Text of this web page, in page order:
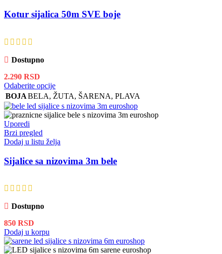
Kotur sijalica 50m SVE boje
Dostupno
2.290 RSD
Odaberite opcijeOvaj
proizvod
ima
više
mogu
biti
izabrane
na
BOJABELA, ŽUTA, ŠARENA, PLAVA
Uporedi
Brzi pregled
Dodaj u listu želja
Sijalice sa nizovima 3m bele
Dostupno
850 RSD
Dodaj u korpu